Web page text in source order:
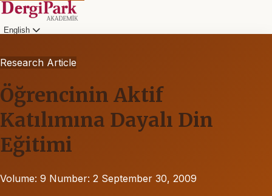
English
Research Article
Öğrencinin Aktif
Katılımına Dayalı Din
Eğitimi
Volume: 9 Number: 2 September 30, 2009